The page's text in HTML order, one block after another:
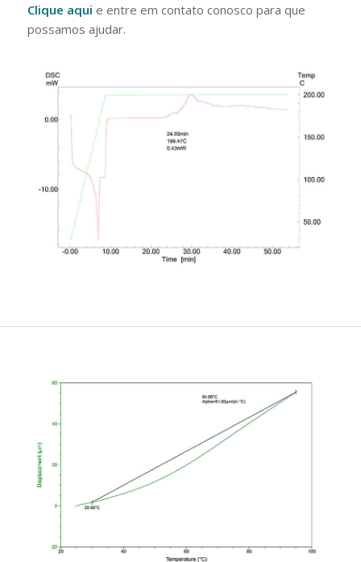
Clique aqui e entre em contato conosco para que
possamos ajudar.